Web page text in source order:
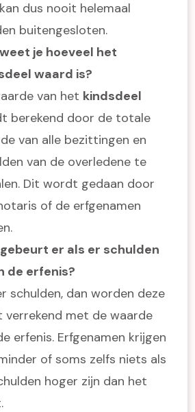
dus nooit helemaal
buitengesloten.
je hoeveel het
waard is?
van het kindsdeel
berekend door de totale
van alle bezittingen en
van de overledene te
Dit wordt gedaan door
of de erfgenamen
er als er schulden
de erfenis?
schulden, dan worden deze
verrekend met de waarde
erfenis. Erfgenamen krijgen
of soms zelfs niets als
hoger zijn dan het